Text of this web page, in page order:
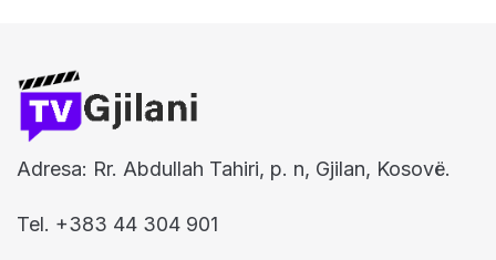
Adresa: Rr. Abdullah Tahiri, p. n, Gjilan, Kosovë.
Tel. +383 44 304 901